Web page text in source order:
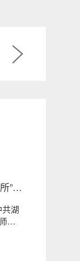
”荣
湖
协